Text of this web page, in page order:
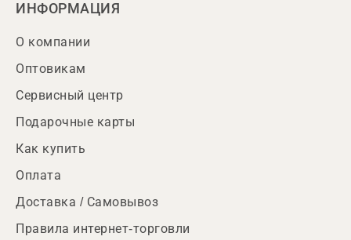
ИНФОРМАЦИЯ
О компании
Оптовикам
Сервисный центр
Подарочные карты
Как купить
Оплата
Доставка / Самовывоз
Правила интернет-торговли